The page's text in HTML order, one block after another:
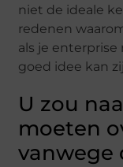
niet de ideale
redenen
als je
goed idee kan
U zou
moeten
vanwege